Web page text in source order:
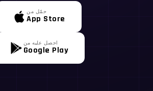
حمّل من
App Store
احصل عليه من
Google Play